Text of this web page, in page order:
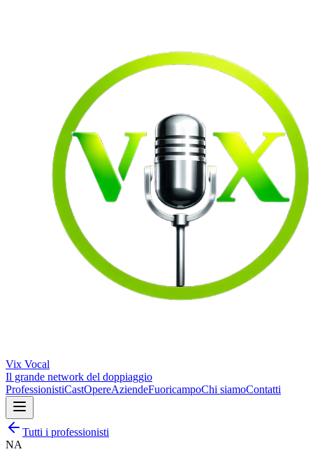
Vix Vocal
Il grande network del doppiaggio
ProfessionistiCastOpereAziendeFuoricampoChi siamoContatti
Tutti i professionisti
NA